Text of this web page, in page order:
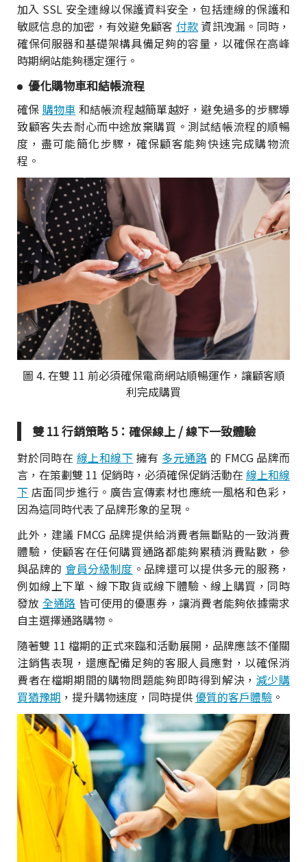
加入 SSL 安全連線以保護資料安全，包括連線的保護和
敏感信息的加密，有效避免顧客 付款 資訊洩漏。同時，
確保伺服器和基礎架構具備足夠的容量，以確保在高峰
時期網站能夠穩定運行。
優化購物車和結帳流程
確保 購物車 和結帳流程越簡單越好，避免過多的步驟導
致顧客失去耐心而中途放棄購買。測試結帳流程的順暢
度，盡可能簡化步驟，確保顧客能夠快速完成購物流
程。
圖 4. 在雙 11 前必須確保電商網站順暢運作，讓顧客順
利完成購買
雙 11 行銷策略 5：確保線上 / 線下一致體驗
對於同時在 線上和線下 擁有 多元通路 的 FMCG 品牌而
言，在策劃雙 11 促銷時，必須確保促銷活動在 線上和線
下 店面同步進行。廣告宣傳素材也應統一風格和色彩，
因為這同時代表了品牌形象的呈現。
此外，建議 FMCG 品牌提供給消費者無斷點的一致消費
體驗，使顧客在任何購買通路都能夠累積消費點數，參
與品牌的 會員分級制度 。品牌還可以提供多元的服務，
例如線上下單、線下取貨或線下體驗、線上購買，同時
發放 全通路 皆可使用的優惠券，讓消費者能夠依據需求
自主選擇通路購物。
隨著雙 11 檔期的正式來臨和活動展開，品牌應該不僅關
注銷售表現，還應配備足夠的客服人員應對，以確保消
費者在檔期期間的購物問題能夠即時得到解決， 減少購
買猶豫期 ，提升購物速度，同時提供 優質的客戶體驗 。